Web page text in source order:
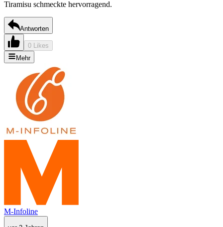
Tiramisu schmeckte hervorragend.
Antworten
0 Likes
Mehr
M-Infoline